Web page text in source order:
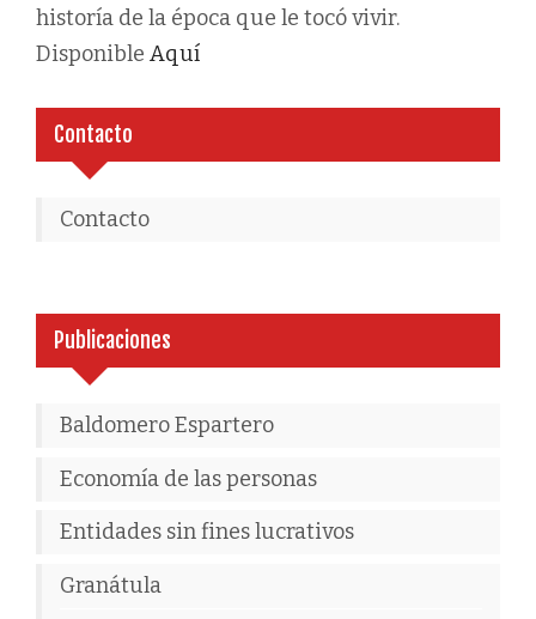
historía de la época que le tocó vivir.
Disponible Aquí
Contacto
Contacto
Publicaciones
Baldomero Espartero
Economía de las personas
Entidades sin fines lucrativos
Granátula